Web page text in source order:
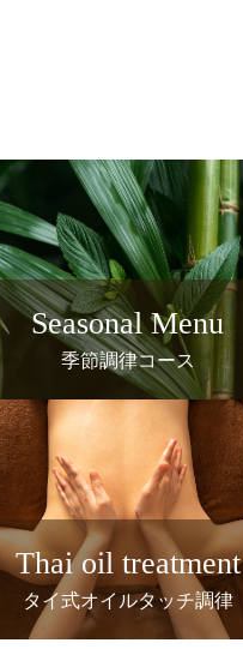
Seasonal Menu
季節調律コース
Thai oil treatment
タイ式オイルタッチ調律